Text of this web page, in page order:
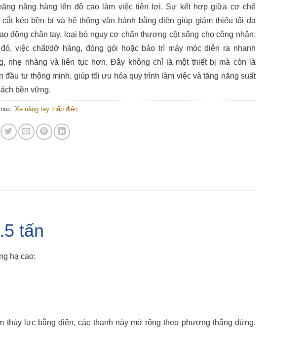
nâng hàng lên độ cao làm việc tiện lợi. Sự kết hợp giữa cơ chế
cắt kéo bền bỉ và hệ thống vận hành bằng điện giúp giảm thiểu tối đa
động chân tay, loại bỏ nguy cơ chấn thương cột sống cho công nhân.
việc chất/dỡ hàng, đóng gói hoặc bảo trì máy móc diễn ra nhanh
nhẹ nhàng và liên tục hơn. Đây không chỉ là một thiết bị mà còn là
đầu tư thông minh, giúp tối ưu hóa quy trình làm việc và tăng năng suất
bền vững.
Xe nâng tay thấp điện
tấn
hạ cao:
lực bằng điện, các thanh này mở rộng theo phương thẳng đứng,